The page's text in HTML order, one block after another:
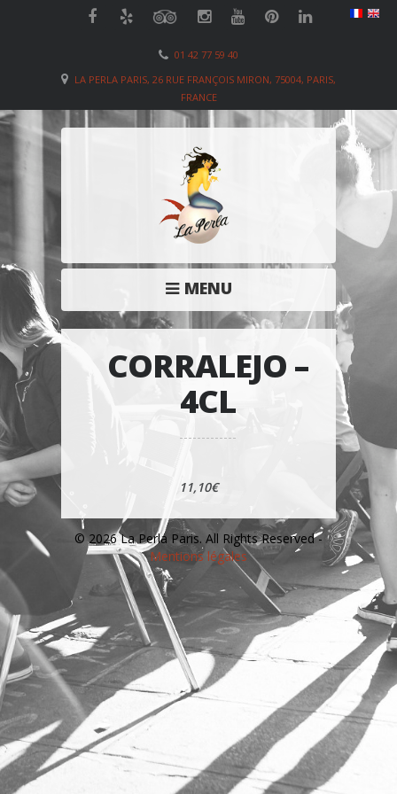
01 42 77 59 40
LA PERLA PARIS, 26 RUE FRANÇOIS MIRON, 75004, PARIS,
FRANCE
MENU
CORRALEJO –
4CL
11,10€
© 2026 La Perla Paris. All Rights Reserved -
Mentions légales